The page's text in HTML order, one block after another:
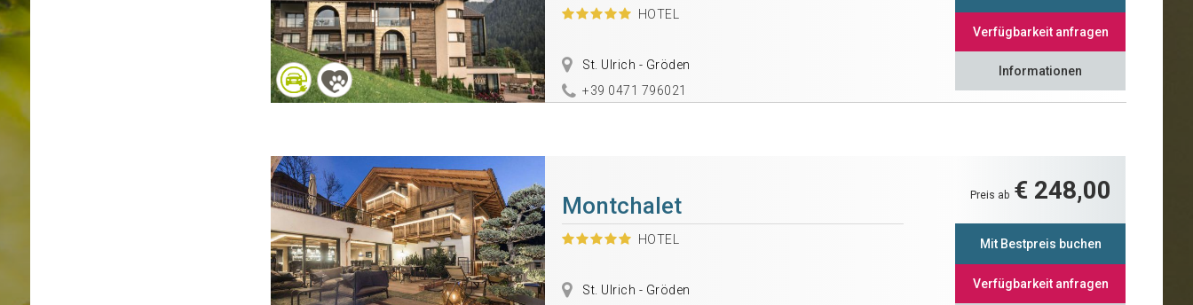
HOTEL
St. Ulrich - Gröden
+39 0471 796021
Verfügbarkeit anfragen
Informationen
Montchalet
HOTEL
St. Ulrich - Gröden
Preis ab € 248,00
Mit Bestpreis buchen
Verfügbarkeit anfragen